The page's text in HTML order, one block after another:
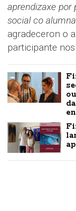
aprendizaxe por
social co
agradeceron o
participante